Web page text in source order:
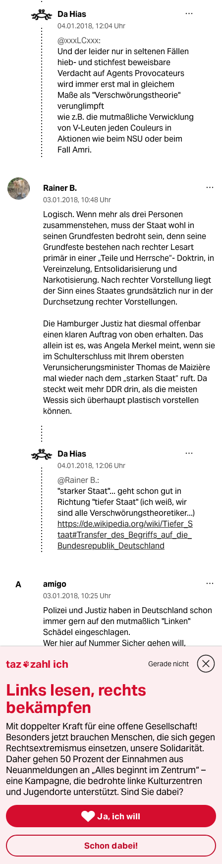
Da Hias
04.01.2018, 12:04 Uhr
@xxxLCxxx:
Und der leider nur in seltenen Fällen
hieb- und stichfest beweisbare
Verdacht auf Agents Provocateurs
wird immer erst mal in gleichem
Maße als "Verschwörungstheorie"
verunglimpft
wie z.B. die mutmaßliche Verwicklung
von V-Leuten jeden Couleurs in
Aktionen wie beim NSU oder beim
Fall Amri.
Rainer B.
03.01.2018, 10:48 Uhr
Logisch. Wenn mehr als drei Personen
zusammenstehen, muss der Staat wohl in
seinen Grundfesten bedroht sein, denn seine
Grundfeste bestehen nach rechter Lesart
primär in einer „Teile und Herrsche“- Doktrin, in
Vereinzelung, Entsolidarisierung und
Narkotisierung. Nach rechter Vorstellung liegt
der Sinn eines Staates grundsätzlich nur in der
Durchsetzung rechter Vorstellungen.
Die Hamburger Justiz hat diesmal offenbar
einen klaren Auftrag von oben erhalten. Das
allein ist es, was Angela Merkel meint, wenn sie
im Schulterschluss mit Ihrem obersten
Verunsicherungsminister Thomas de Maizière
mal wieder nach dem „starken Staat“ ruft. Da
steckt weit mehr DDR drin, als die meisten
Wessis sich überhaupt plastisch vorstellen
können.
Da Hias
04.01.2018, 12:06 Uhr
@Rainer B.:
"starker Staat"... geht schon gut in
Richtung "tiefer Staat" (ich weiß, wir
sind alle Verschwörungstheoretiker...)
https://de.wikipedia.org/wiki/Tiefer_S
taat#Transfer_des_Begriffs_auf_die_
Bundesrepublik_Deutschland
A amigo
03.01.2018, 10:25 Uhr
Polizei und Justiz haben in Deutschland schon
immer gern auf den mutmaßlich "Linken"
Schädel eingeschlagen.
Wer hier auf Nummer Sicher gehen will,
schließt sich besser Rechten Demos an. Hier
lässt es sich fast noch kuscheln, mit unseren
97796 (Profil gelöscht)
03.01.2018, 14:40 Uhr
@amigo:
Das tut jetzt weh, aber ganz sachlich
und von der Bereitschaftspolizei SH
bestätigt: von rechten Demos, inkl.
radikalste Rechte, geht so gut wie nie
Polizei schonmal garnicht. Klar, ist
PR, aber funktioniert. Maskieren tut
sich da auch selten jemand. Also:
selbstgemachtes Leid liebe
Revoluzzer.
taz zahl ich Gerade nicht
Links lesen, rechts
bekämpfen
Mit doppelter Kraft für eine offene Gesellschaft!
Besonders jetzt brauchen Menschen, die sich gegen
Rechtsextremismus einsetzen, unsere Solidarität.
Daher gehen 50 Prozent der Einnahmen aus
Neuanmeldungen an „Alles beginnt im Zentrum“ –
eine Kampagne, die bedrohte linke Kulturzentren
und Jugendorte unterstützt. Sind Sie dabei?
 Ja, ich will
Schon dabei!